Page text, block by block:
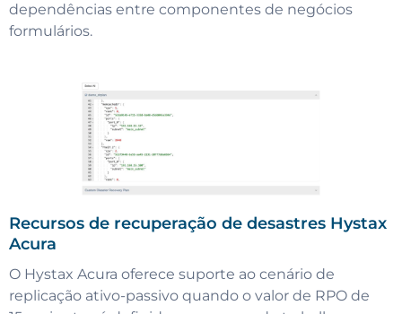
dependências entre componentes de negócios
formulários.
Recursos de recuperação de desastres Hystax
Acura
O Hystax Acura oferece suporte ao cenário de
replicação ativo-passivo quando o valor de RPO de